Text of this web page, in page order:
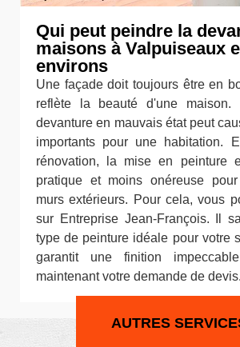
Qui peut peindre la
maisons à Valpuiseaux
environs
Une façade doit toujours être en
reflète la beauté d'une
devanture en mauvais état peut
importants pour une habitation.
rénovation, la mise en peinture
pratique et moins onéreuse
murs extérieurs. Pour cela, vous
sur Entreprise Jean-François. Il
type de peinture idéale pour votre
garantit une finition
maintenant votre demande de devis.
AUTRES